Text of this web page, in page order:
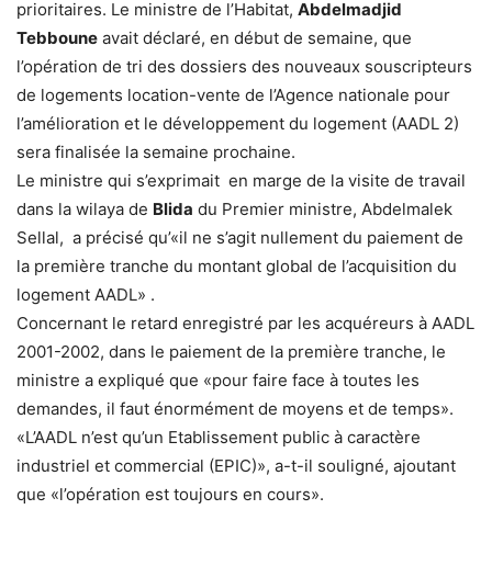
prioritaires. Le ministre de l’Habitat, Abdelmadjid
Tebboune avait déclaré, en début de semaine, que
l’opération de tri des dossiers des nouveaux souscripteurs
de logements location-vente de l’Agence nationale pour
l’amélioration et le développement du logement (AADL 2)
sera finalisée la semaine prochaine.
Le ministre qui s’exprimait en marge de la visite de travail
dans la wilaya de Blida du Premier ministre, Abdelmalek
Sellal, a précisé qu’«il ne s’agit nullement du paiement de
la première tranche du montant global de l’acquisition du
logement AADL» .
Concernant le retard enregistré par les acquéreurs à AADL
2001-2002, dans le paiement de la première tranche, le
ministre a expliqué que «pour faire face à toutes les
demandes, il faut énormément de moyens et de temps».
«L’AADL n’est qu’un Etablissement public à caractère
industriel et commercial (EPIC)», a-t-il souligné, ajoutant
que «l’opération est toujours en cours».